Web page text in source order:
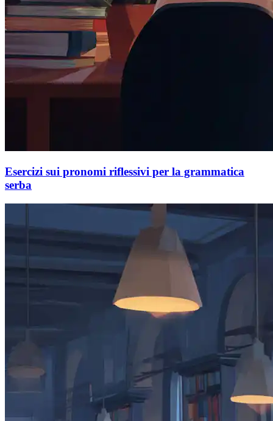
Esercizi sui pronomi riflessivi per la grammatica
serba